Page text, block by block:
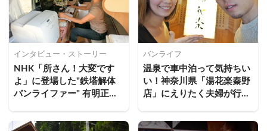
インタビュー・ストーリー
NHK「所さん！大変です
よ」に登場した"鉄塔解体
バンライファー" 有明正之
バンライフ
温泉で車中泊って気持ちい
い！神奈川県「湯花楽秦野
店」にえりたく夫婦が行っ